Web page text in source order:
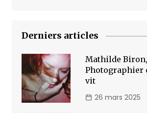
Derniers articles
Mathilde Biron,
Photographier
vit
26 mars 2025